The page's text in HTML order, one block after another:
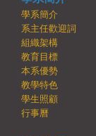
學系簡介
系主任歡迎詞
組織架構
教育目標
本系優勢
教學特色
學生照顧
行事曆